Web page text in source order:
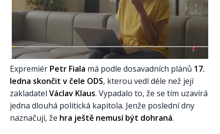
Expremiér Petr Fiala má podle dosavadních plánů 17.
ledna skončit v čele ODS, kterou vedl déle než její
zakladatel Václav Klaus. Vypadalo to, že se tím uzavírá
jedna dlouhá politická kapitola. Jenže poslední dny
naznačují, že hra ještě nemusí být dohraná.